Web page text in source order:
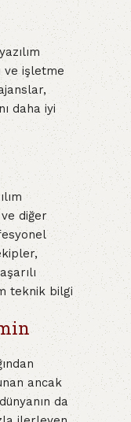
ve işletme
daha iyi
diğer
teknik bilgi
ancak
da